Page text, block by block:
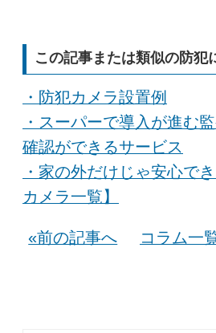
この記事または類似の防犯
・防犯カメラ設置例
・スーパーで導入が進む
確認ができるサービス
・家の外だけじゃ安心で
カメラ一覧】
«前の記事へ コラム一